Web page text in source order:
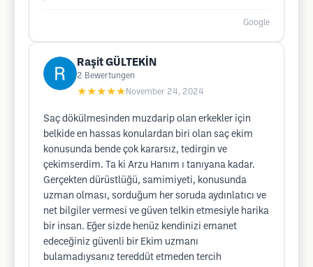
Google
Raşit GÜLTEKİN
2 Bewertungen
★★★★★ November 24, 2024
Saç dökülmesinden muzdarip olan erkekler için
belkide en hassas konulardan biri olan saç ekim
konusunda bende çok kararsız, tedirgin ve
çekimserdim. Ta ki Arzu Hanım ı tanıyana kadar.
Gerçekten dürüstlüğü, samimiyeti, konusunda
uzman olması, sorduğum her soruda aydınlatıcı ve
net bilgiler vermesi ve güven telkin etmesiyle harika
bir insan. Eğer sizde henüz kendinizi emanet
edeceğiniz güvenli bir Ekim uzmanı
bulamadıysanız tereddüt etmeden tercih